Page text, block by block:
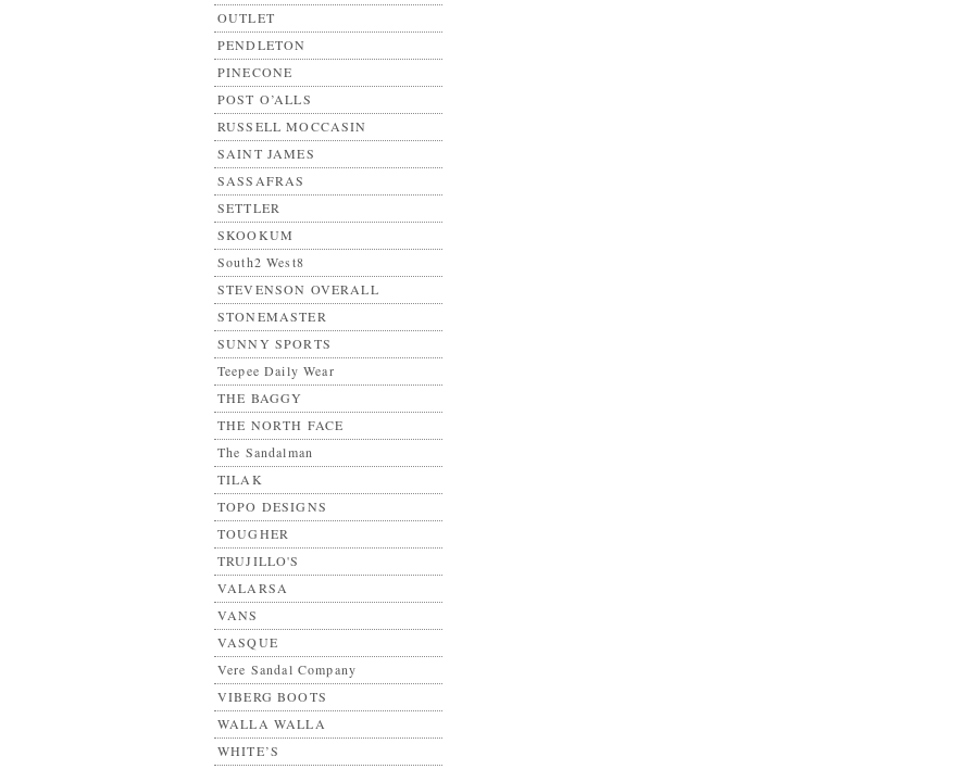
OUTLET
PENDLETON
PINECONE
POST O’ALLS
RUSSELL MOCCASIN
SAINT JAMES
SASSAFRAS
SETTLER
SKOOKUM
South2 West8
STEVENSON OVERALL
STONEMASTER
SUNNY SPORTS
Teepee Daily Wear
THE BAGGY
THE NORTH FACE
The Sandalman
TILAK
TOPO DESIGNS
TOUGHER
TRUJILLO'S
VALARSA
VANS
VASQUE
Vere Sandal Company
VIBERG BOOTS
WALLA WALLA
WHITE’S